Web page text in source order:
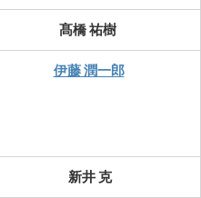
髙橋 祐樹
伊藤 潤一郎
新井 克